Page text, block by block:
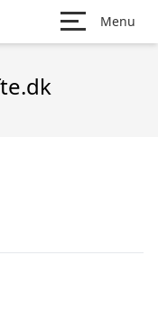
Menu